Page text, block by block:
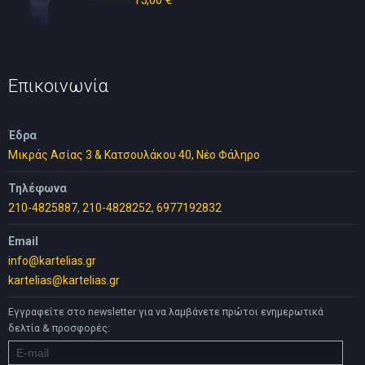
Επικοινωνία
Έδρα
Μικράς Ασίας 3 & Κατσουλάκου 40, Νέο Φάληρο
Τηλέφωνα
210-4825887, 210-4828252, 6977192832
Email
info@kartelias.gr
kartelias@kartelias.gr
Εγγραφείτε στο newsletter για να λαμβάνετε πρώτοι ενημερωτικά
δελτία & προσφορές: